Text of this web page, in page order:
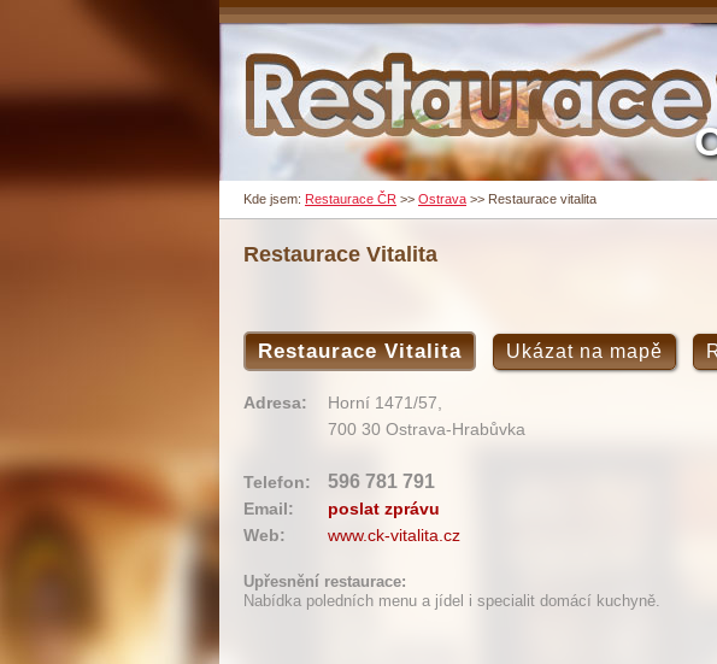
Kde jsem: Restaurace ČR >> Ostrava >> Restaurace vitalita
Restaurace Vitalita
Restaurace Vitalita Ukázat na mapě
Adresa:
Horní 1471/57,
700 30 Ostrava-Hrabůvka
Telefon: 596 781 791
Email:
poslat zprávu
Web:
www.ck-vitalita.cz
Upřesnění restaurace:
Nabídka poledních menu a jídel i specialit domácí kuchyně.